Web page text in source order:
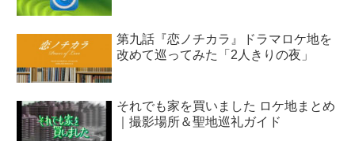
第九話『恋ノチカラ』ドラマロケ地を
改めて巡ってみた「2人きりの夜」
それでも家を買いました ロケ地まとめ
｜撮影場所＆聖地巡礼ガイド